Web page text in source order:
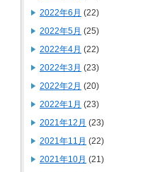
2022年6月 (22)
2022年5月 (25)
2022年4月 (22)
2022年3月 (23)
2022年2月 (20)
2022年1月 (23)
2021年12月 (23)
2021年11月 (22)
2021年10月 (21)